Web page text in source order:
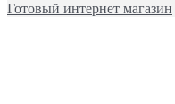
Готовый интернет магазин